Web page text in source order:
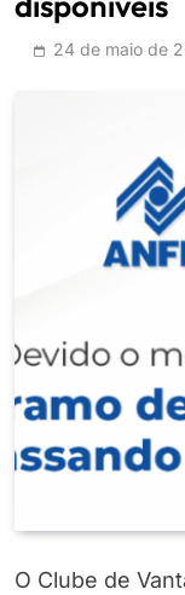
24 de maio de
O Clube de